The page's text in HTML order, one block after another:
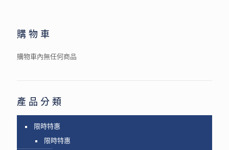
購物車
購物車內無任何商品
產品分類
限時特惠
限時特惠